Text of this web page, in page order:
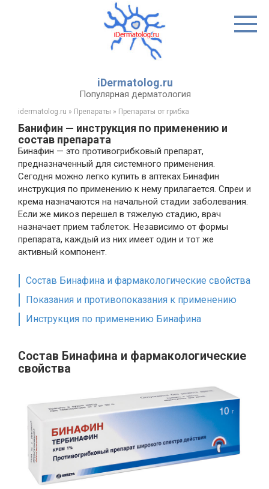
iDermatolog.ru
Популярная дерматология
idermatolog.ru » Препараты » Препараты от грибка
Банифин — инструкция по применению и
состав препарата
Бинафин — это противогрибковый препарат,
предназначенный для системного применения.
Сегодня можно легко купить в аптеках Бинафин
инструкция по применению к нему прилагается. Спреи и
крема назначаются на начальной стадии заболевания.
Если же микоз перешел в тяжелую стадию, врач
назначает прием таблеток. Независимо от формы
препарата, каждый из них имеет один и тот же
активный компонент.
Состав Бинафина и фармакологические свойства
Показания и противопоказания к применению
Инструкция по применению Бинафина
Состав Бинафина и фармакологические
свойства